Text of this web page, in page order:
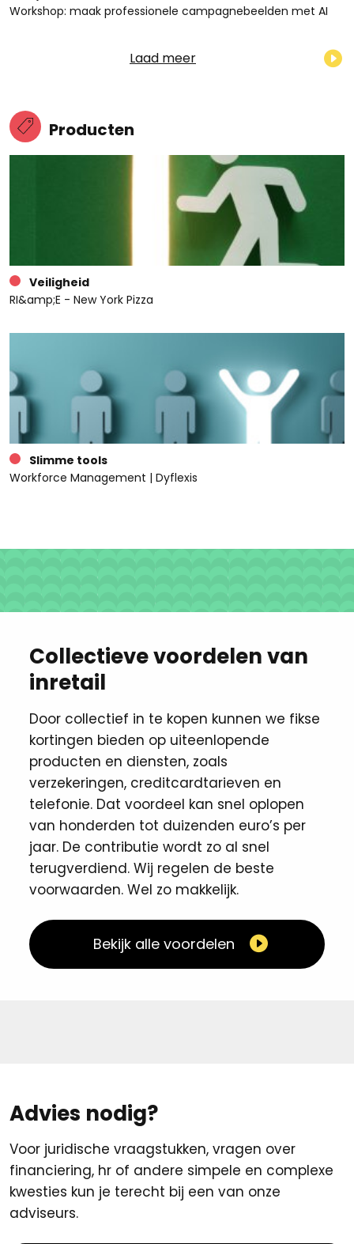
Workshop: maak professionele campagnebeelden met AI
Laad meer
Producten
Veiligheid
RI&amp;E - New York Pizza
Slimme tools
Workforce Management | Dyflexis
Collectieve voordelen van
inretail
Door collectief in te kopen kunnen we fikse
kortingen ​bieden op uiteenlopende
producten en diensten, zoals
verzekeringen, creditcardtarieven en
telefonie. Dat voordeel kan snel oplopen
van honderden tot duizenden euro’s per
jaar. De contributie wordt zo al snel
terugverdiend. Wij regelen de beste
voorwaarden. Wel zo makkelijk. ​
Bekijk alle voordelen
Advies nodig?
Voor juridische vraagstukken, vragen over
financiering, hr of andere simpele en complexe
kwesties kun je terecht bij een van onze
adviseurs.